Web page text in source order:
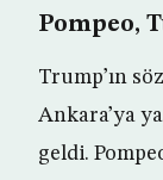
Pompeo,
Trump’ın
Ankara’ya
geldi.